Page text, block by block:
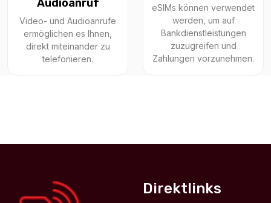
Audioanruf
Video- und Audioanrufe
ermöglichen es Ihnen,
direkt miteinander zu
telefonieren.
eSIMs können verwendet
werden, um auf
Bankdienstleistungen
zuzugreifen und
Zahlungen vorzunehmen.
Direktlinks